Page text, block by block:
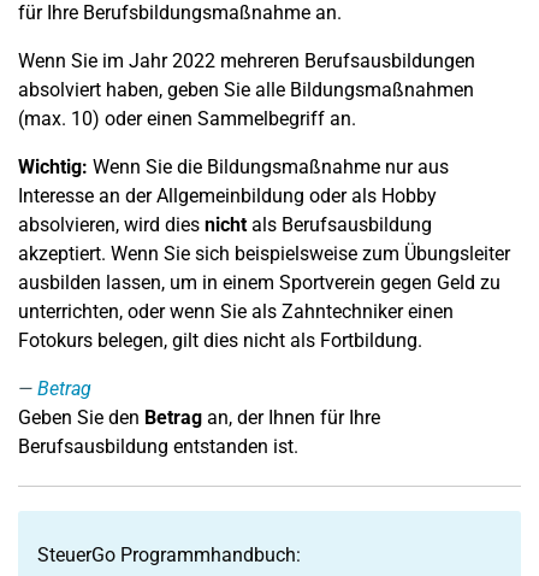
für Ihre Berufsbildungsmaßnahme an.
Wenn Sie im Jahr 2022 mehreren Berufsausbildungen
absolviert haben, geben Sie alle Bildungsmaßnahmen
(max. 10) oder einen Sammelbegriff an.
Wichtig: Wenn Sie die Bildungsmaßnahme nur aus
Interesse an der Allgemeinbildung oder als Hobby
absolvieren, wird dies nichtals Berufsausbildung
akzeptiert. Wenn Sie sich beispielsweise zum Übungsleiter
ausbilden lassen, um in einem Sportverein gegen Geld zu
unterrichten, oder wenn Sie als Zahntechniker einen
Fotokurs belegen, gilt dies nicht als Fortbildung.
Betrag
Geben Sie den Betrag an, der Ihnen für Ihre
Berufsausbildung entstanden ist.
SteuerGo Programmhandbuch: